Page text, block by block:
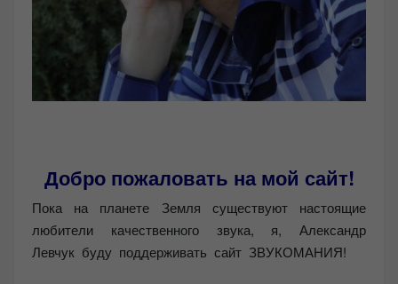
Добро пожаловать на мой сайт!
Пока на планете Земля существуют настоящие
любители качественного звука, я, Александр
Левчук буду поддерживать сайт ЗВУКОМАНИЯ!